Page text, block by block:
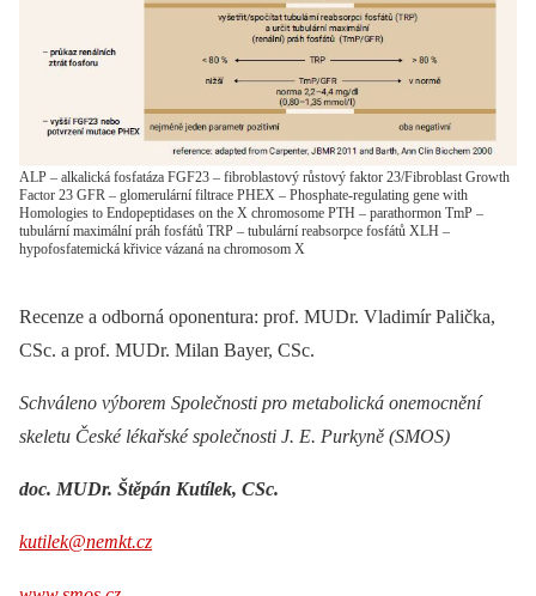
ALP – alkalická fosfatáza FGF23 – fibroblastový růstový faktor 23/Fibroblast Growth
Factor 23 GFR – glomerulární filtrace PHEX – Phosphate-regulating gene with
Homologies to Endopeptidases on the X chromosome PTH – parathormon TmP –
tubulární maximální práh fosfátů TRP – tubulární reabsorpce fosfátů XLH –
hypofosfatemická křivice vázaná na chromosom X
Recenze a odborná oponentura: prof. MUDr. Vladimír Palička,
CSc. a prof. MUDr. Milan Bayer, CSc.
Schváleno výborem Společnosti pro metabolická onemocnění
skeletu České lékařské společnosti J. E. Purkyně (SMOS)
doc. MUDr. Štěpán Kutílek, CSc.
kutilek@nemkt.cz